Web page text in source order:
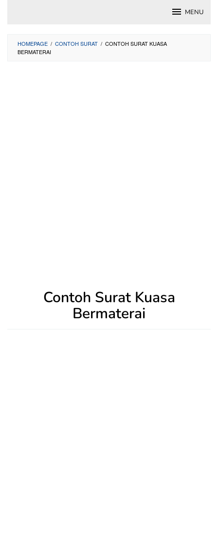
MENU
HOMEPAGE / CONTOH SURAT / CONTOH SURAT KUASA
BERMATERAI
Contoh Surat Kuasa
Bermaterai